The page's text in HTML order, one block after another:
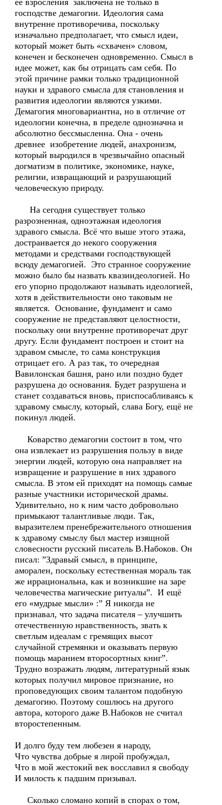
её взросления заключена не только в
господстве демагогии. Идеология сама
внутренне противоречива, поскольку
изначально предполагает, что смысл идеи,
который может быть «схвачен» словом,
конечен и бесконечен одновременно. Смысл в
идее может, как бы отрицать сам себя. По
этой причине рамки только традиционной
науки и здравого смысла для становления и
развития идеологии являются узкими.
Демагогия многовариантна, но в отличие от
идеологии конечна, в пределе однозначна и
абсолютно бессмысленна. Она - очень
древнее изобретение людей, анахронизм,
который выродился в чрезвычайно опасный
догматизм в политике, экономике, науке,
религии, извращающий и разрушающий
человеческую природу.
На сегодня существует только
разрозненная, одноэтажная идеология
здравого смысла. Всё что выше этого этажа,
достраивается до некого сооружения
методами и средствами господствующей
всюду демагогией. Это странное сооружение
можно было бы назвать квазиидеологией. Но
его упорно продолжают называть идеологией,
хотя в действительности оно таковым не
является. Основание, фундамент и само
сооружение не представляют целостности,
поскольку они внутренне противоречат друг
другу. Если фундамент построен и стоит на
здравом смысле, то сама конструкция
отрицает его. А раз так, то очередная
Вавилонская башня, рано или поздно будет
разрушена до основания. Будет разрушена и
станет создаваться вновь, приспосабливаясь к
здравому смыслу, который, слава Богу, ещё не
покинул людей.
Коварство демагогии состоит в том, что
она извлекает из разрушения пользу в виде
энергии людей, которую она направляет на
извращение и разрушение в них здравого
смысла. В этом ей приходят на помощь самые
разные участники исторической драмы.
Удивительно, но к ним часто добровольно
примыкают талантливые люди. Так,
выразителем пренебрежительного отношения
к здравому смыслу был мастер изящной
словесности русский писатель В.Набоков. Он
писал: ”Здравый смысл, в принципе,
аморален, поскольку естественная мораль так
же иррациональна, как и возникшие на заре
человечества магические ритуалы”. И ещё
его «мудрые мысли» :” Я никогда не
признавал, что задача писателя – улучшить
отечественную нравственность, звать к
светлым идеалам с гремящих высот
случайной стремянки и оказывать первую
помощь маранием второсортных книг”.
Трудно возражать людям, литературный язык
которых получил мировое признание, но
проповедующих своим талантом подобную
демагогию. Поэтому сошлюсь на другого
автора, которого даже В.Набоков не считал
второстепенным.
И долго буду тем любезен я народу,
Что чувства добрые я лирой пробуждал,
Что в мой жестокий век восславил я свободу
И милость к падшим призывал.
Сколько сломано копий в спорах о том,